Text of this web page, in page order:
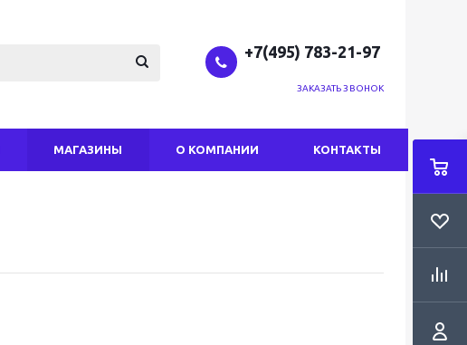
+7(495) 783-21-97
ЗАКАЗАТЬ ЗВОНОК
МАГАЗИНЫ О КОМПАНИИ КОНТАКТЫ